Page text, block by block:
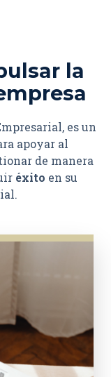
la
es un
apoyar al
de manera
éxito en su